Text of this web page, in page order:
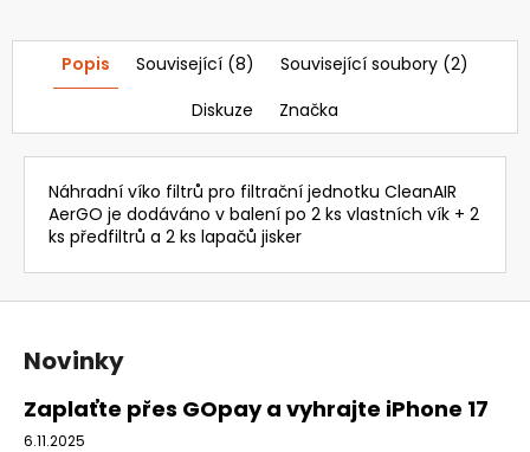
Popis Související (8)
Související soubory (2)
Diskuze
Značka
Náhradní víko filtrů pro filtrační jednotku CleanAIR
AerGO je dodáváno v balení po 2 ks vlastních vík + 2
ks předfiltrů a 2 ks lapačů jisker
OCHRANNÝMI
SLUCHÁTKY
Kč
Původně:
365,84
Z
Novinky
Zaplaťte přes GOpay a vyhrajte iPhone 17
6.11.2025